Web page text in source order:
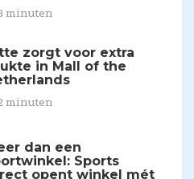
minuten
zorgt voor extra
in Mall of the
minuten
dan een
Sports
opent winkel mét